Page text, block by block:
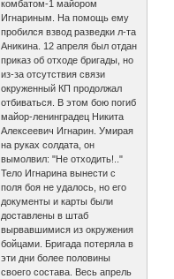
комбатом-1 майором
Игнариным. На помощь ему
пробился взвод разведки л-та
Аникина. 12 апреля был отдан
приказ об отходе бригады, но
из-за отсутствия связи
окруженный КП продолжал
отбиваться. В этом бою погиб
майор-ленинградец Никита
Алексеевич Игнарин. Умирая
на руках солдата, он
вымолвил: "Не отходить!.."
Тело Игнарина вынести с
поля боя не удалось, но его
документы и карты были
доставлены в штаб
вырвавшимися из окружения
бойцами. Бригада потеряла в
эти дни более половины
своего состава. Весь апрель